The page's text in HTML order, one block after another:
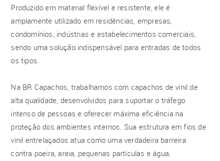
Produzido em material flexível e resistente, ele é
amplamente utilizado em residências, empresas,
condomínios, indústrias e estabelecimentos comerciais,
sendo uma solução indispensável para entradas de todos
os tipos.
Na BR Capachos, trabalhamos com capachos de vinil de
alta qualidade, desenvolvidos para suportar o tráfego
intenso de pessoas e oferecer máxima eficiência na
proteção dos ambientes internos. Sua estrutura em fios de
vinil entrelaçados atua como uma verdadeira barreira
contra poeira, areia, pequenas partículas e água,